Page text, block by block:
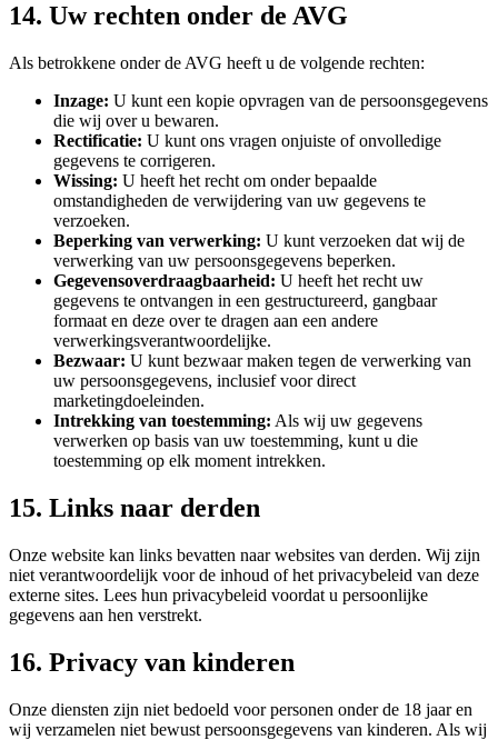
14. Uw rechten onder de AVG
Als betrokkene onder de AVG heeft u de volgende rechten:
Inzage: U kunt een kopie opvragen van de persoonsgegevens
die wij over u bewaren.
Rectificatie: U kunt ons vragen onjuiste of onvolledige
gegevens te corrigeren.
Wissing: U heeft het recht om onder bepaalde
omstandigheden de verwijdering van uw gegevens te
verzoeken.
Beperking van verwerking: U kunt verzoeken dat wij de
verwerking van uw persoonsgegevens beperken.
Gegevensoverdraagbaarheid: U heeft het recht uw
gegevens te ontvangen in een gestructureerd, gangbaar
formaat en deze over te dragen aan een andere
verwerkingsverantwoordelijke.
Bezwaar: U kunt bezwaar maken tegen de verwerking van
uw persoonsgegevens, inclusief voor direct
marketingdoeleinden.
Intrekking van toestemming: Als wij uw gegevens
verwerken op basis van uw toestemming, kunt u die
toestemming op elk moment intrekken.
15. Links naar derden
Onze website kan links bevatten naar websites van derden. Wij zijn
niet verantwoordelijk voor de inhoud of het privacybeleid van deze
externe sites. Lees hun privacybeleid voordat u persoonlijke
gegevens aan hen verstrekt.
16. Privacy van kinderen
Onze diensten zijn niet bedoeld voor personen onder de 18 jaar en
wij verzamelen niet bewust persoonsgegevens van kinderen. Als wij